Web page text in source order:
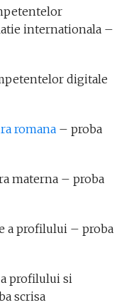
internationala –
digitale
romana– proba
materna – proba
a profilului – proba
a profilului si
scrisa